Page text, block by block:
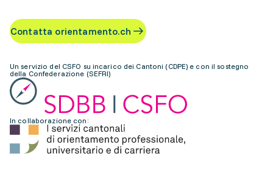
Contatta orientamento.ch
Un servizio del CSFO su incarico dei Cantoni (CDPE) e con il sostegno
della Confederazione (SEFRI)
In collaborazione con: